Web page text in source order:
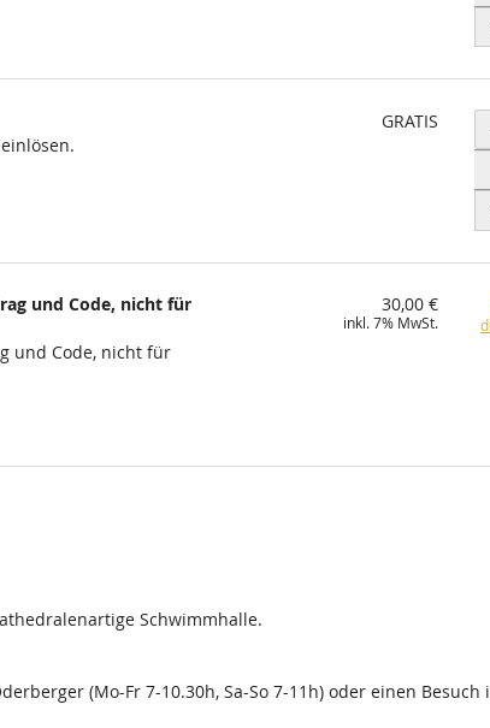
GRATIS
und Code, nicht für
und Code, nicht für
30,00 €
inkl. 7% MwSt.
Schwimmhalle.
(Mo-Fr 7-10.30h, Sa-So 7-11h) oder einen